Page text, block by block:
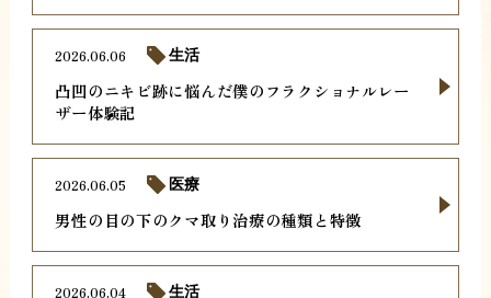
凸凹のニキビ跡に悩んだ僕のフラクショナルレー
ザー体験記
2026.06.06 生活
男性の目の下のクマ取り治療の種類と特徴
2026.06.05 医療
2026.06.04 生活